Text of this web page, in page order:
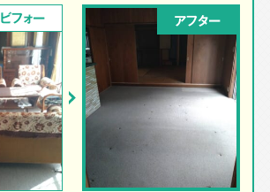
ビフォー アフター